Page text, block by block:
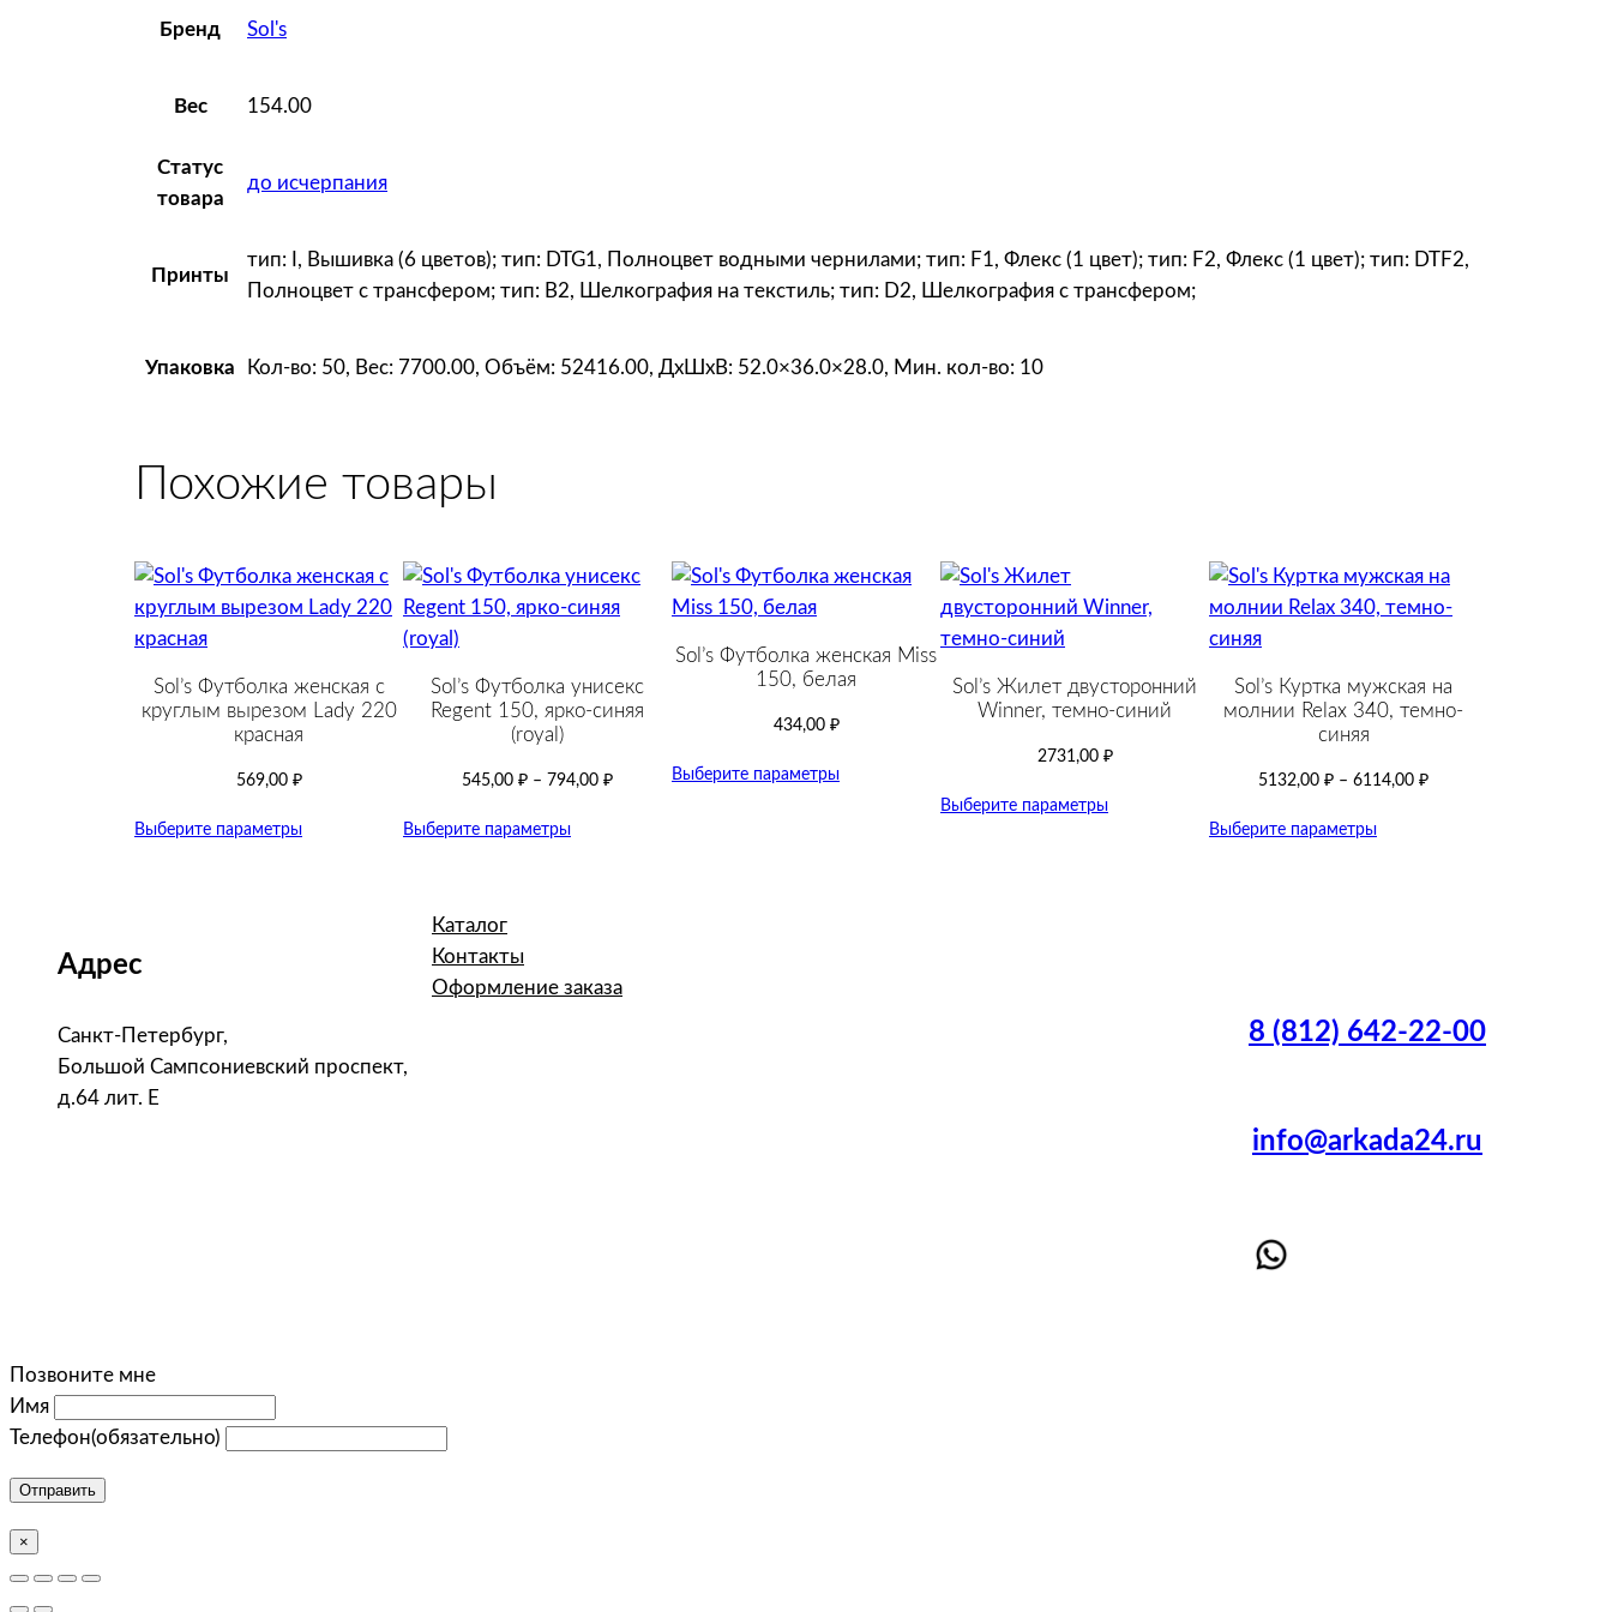
к
Бренд Sol's
Вес 154.00
Статус
товара
до исчерпания
Принты
тип: I, Вышивка (6 цветов); тип: DTG1, Полноцвет водными чернилами; тип: F1, Флекс (1 цвет); тип: F2, Флекс (1 цвет); тип: DTF2,
Полноцвет с трансфером; тип: B2, Шелкография на текстиль; тип: D2, Шелкография с трансфером;
Упаковка Кол-во: 50, Вес: 7700.00, Объём: 52416.00, ДxШxВ: 52.0×36.0×28.0, Мин. кол-во: 10
Похожие товары
Sol’s Футболка женская с
круглым вырезом Lady 220
красная
569,00 ₽
Выберите параметры
Sol’s Футболка унисекс
Regent 150, ярко-синяя
(royal)
545,00 ₽ – 794,00 ₽
Выберите параметры
Sol’s Футболка женская Miss
150, белая
434,00 ₽
Выберите параметры
Sol’s Жилет двусторонний
Winner, темно-синий
2731,00 ₽
Выберите параметры
Sol’s Куртка мужская на
молнии Relax 340, темно-
синяя
5132,00 ₽ – 6114,00 ₽
Выберите параметры
Адрес
Санкт-Петербург,
Большой Сампсониевский проспект,
д.64 лит. Е
Каталог
Контакты
Оформление заказа
8 (812) 642-22-00
info@arkada24.ru
Позвоните мне
Имя
Телефон(обязательно)
Отправить
×